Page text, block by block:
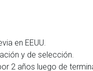
en EEUU.
y de selección.
2 años luego de